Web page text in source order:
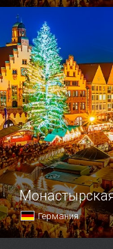
Вдоль северного
во Франкфурте, в
центре — Старом
протянулась
Германия